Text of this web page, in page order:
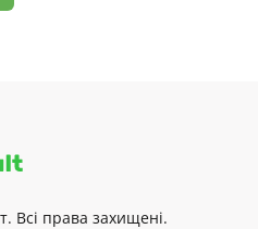
Всі права захищені.